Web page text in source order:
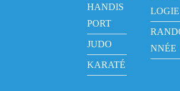
HANDIS
PORT
JUDO
KARATÉ
LOGIE
NNÉE